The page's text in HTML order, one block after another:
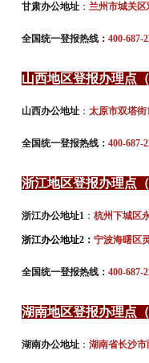
甘肃办公地址 ： 兰州市城关
全国统一登报热线： 400-687-
山西地区登报办理点
山西办公地址 ： 太原市双塔街
全国统一登报热线： 400-687-
浙江地区登报办理点
浙江办公地址1 ： 杭州下城区
浙江办公地址2： 宁波海曙区
全国统一登报热线： 400-687-
湖南地区登报办理点
湖南办公地址 ： 湖南省长沙市